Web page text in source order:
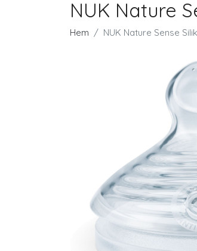
NUK Nature
Hem NUK Nature Sense